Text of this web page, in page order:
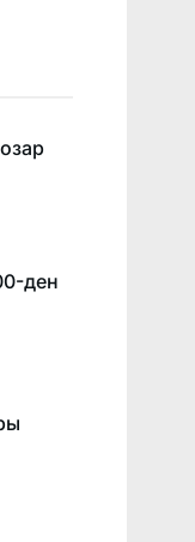
ден